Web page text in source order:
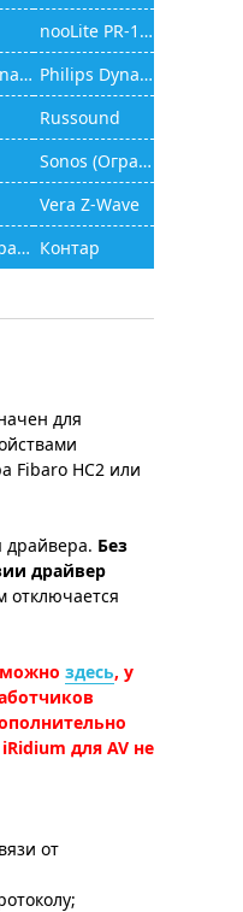
nooLite PR-1132
Philips Dynalite
Philips Dynalite (JAMware)
Russound
Sonos (Ограниченный функционал)
Vera Z-Wave
XBMC (Ограниченный функционал) Контар
для
Fibaro HC2 или
драйвера. Без
драйвер
отключается
здесь, у
для AV не
от